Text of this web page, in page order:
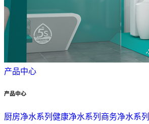
产品中心
产品中心
厨房净水系列 健康净水系列 商务净水系列